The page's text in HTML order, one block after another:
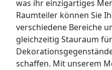
was ihr einzigartiges
Raumteiler können Sie
verschiedene Bereiche
gleichzeitig Stauraum
schaffen. Mit unserem